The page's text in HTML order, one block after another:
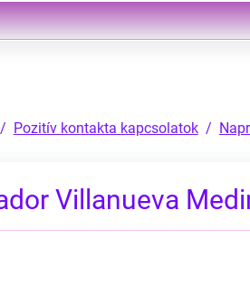
Pozitív kontakta kapcsolatok
Villanueva